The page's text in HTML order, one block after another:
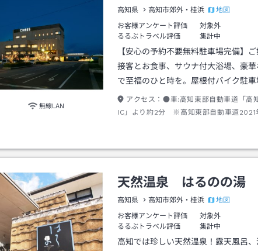
無線LAN
高知県 高知市郊外・桂浜
地図
お客様アンケート評価
対象外
るるぶトラベル評価
集計中
【安心の予約不要無料駐車場完備】
接客とお食事、サウナ付大浴場、豪
で至福のひと時を。屋根付バイク駐車
アクセス： ●車:高知東部自動車道「高
IC」より約2分 ※高知東部自動車道2021
天然温泉 はるのの湯
高知県 高知市郊外・桂浜
地図
お客様アンケート評価
対象外
るるぶトラベル評価
集計中
高知では珍しい天然温泉！露天風呂